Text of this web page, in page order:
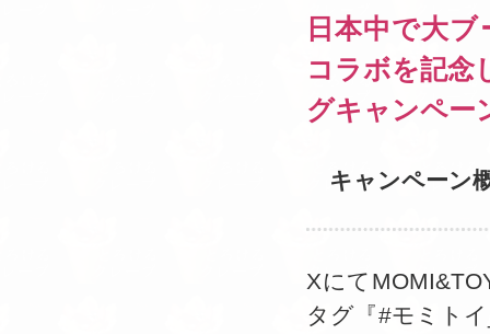
日本中で大
コラボを記念
グキャンペー
キャンペー
Xにて
タグ『#モミト